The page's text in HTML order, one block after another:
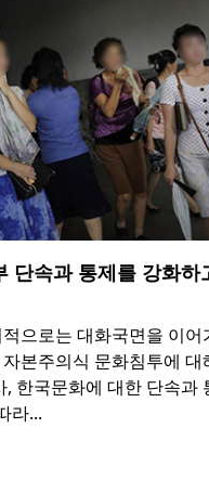
단속과 통제를 강화하
으로는 대화국면을 이어
본주의식 문화침투에 대
, 한국문화에 대한 단속과
라...